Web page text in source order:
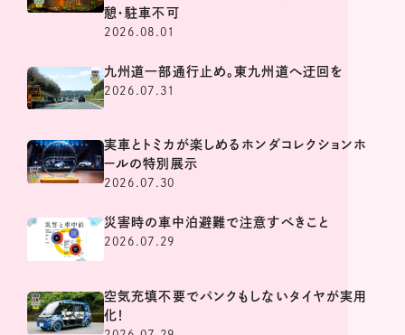
憩・駐車不可
2026.08.01
九州道一部通行止め。東九州道へ迂回を
2026.07.31
実車とトミカが楽しめるホンダコレクションホ
ールの特別展示
2026.07.30
災害時の車中泊避難で注意すべきこと
2026.07.29
空気充填不要でパンクもしないタイヤが実用
化！